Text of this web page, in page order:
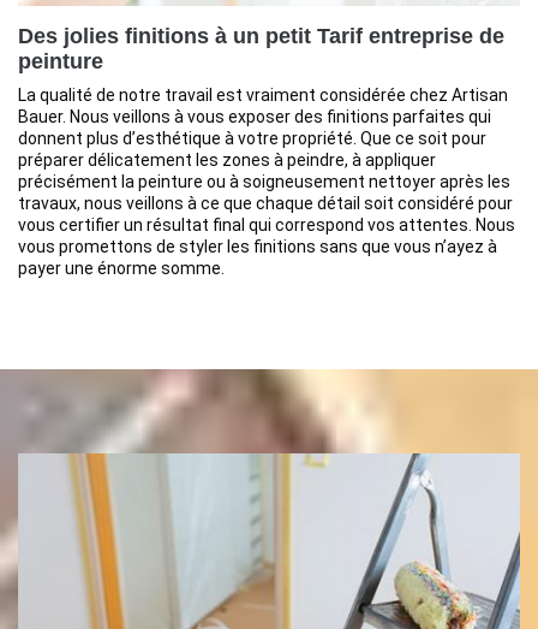
Des jolies finitions à un petit Tarif entreprise de
peinture
La qualité de notre travail est vraiment considérée chez Artisan
Bauer. Nous veillons à vous exposer des finitions parfaites qui
donnent plus d’esthétique à votre propriété. Que ce soit pour
préparer délicatement les zones à peindre, à appliquer
précisément la peinture ou à soigneusement nettoyer après les
travaux, nous veillons à ce que chaque détail soit considéré pour
vous certifier un résultat final qui correspond vos attentes. Nous
vous promettons de styler les finitions sans que vous n’ayez à
payer une énorme somme.